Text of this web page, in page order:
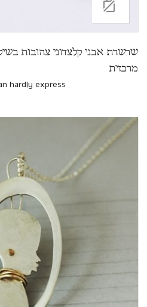
שרשרת אבני קלצדוני צהובות
מרכזית
hardly express